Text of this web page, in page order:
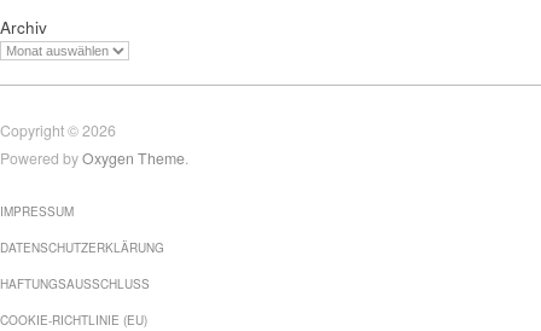
Archiv
Copyright © 2026
Powered byOxygen Theme.
IMPRESSUM
DATENSCHUTZERKLÄRUNG
HAFTUNGSAUSSCHLUSS
COOKIE-RICHTLINIE (EU)